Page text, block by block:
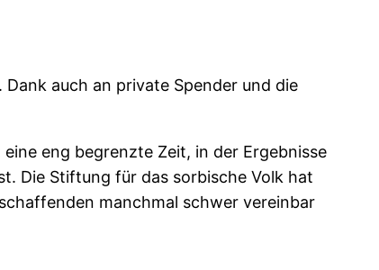
auch an private Spender und die
eng begrenzte Zeit, in der Ergebnisse
Die Stiftung für das sorbische Volk hat
manchmal schwer vereinbar